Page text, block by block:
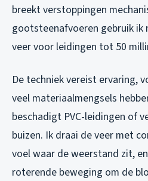
breekt verstoppingen
gootsteenafvoeren gebruik ik
veer voor leidingen tot 50
De techniek vereist ervaring,
veel materiaalmengsels
beschadigt PVC-leidingen of
buizen. Ik draai de veer met
voel waar de weerstand zit,
roterende beweging om de